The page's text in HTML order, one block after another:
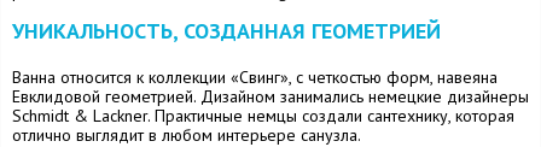
УНИКАЛЬНОСТЬ, СОЗДАННАЯ ГЕОМЕТРИЕЙ
Ванна относится к коллекции «Свинг», с четкостью форм, навеяна
Евклидовой геометрией. Дизайном занимались немецкие дизайнеры
Schmidt & Lackner. Практичные немцы создали сантехнику, которая
отлично выглядит в любом интерьере санузла.